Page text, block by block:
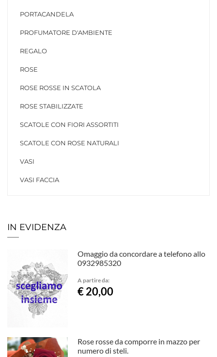
PORTACANDELA
PROFUMATORE D'AMBIENTE
REGALO
ROSE
ROSE ROSSE IN SCATOLA
ROSE STABILIZZATE
SCATOLE CON FIORI ASSORTITI
SCATOLE CON ROSE NATURALI
VASI
VASI FACCIA
IN EVIDENZA
Omaggio da concordare a telefono allo
0932985320
A partire da:
€ 20,00
Rose rosse da comporre in mazzo per
numero di steli.